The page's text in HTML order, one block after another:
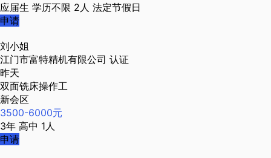
应届生 学历不限 2人 法定节假日
申请
刘小姐
江门市富特精机有限公司 认证
昨天
双面铣床操作工
新会区
3500-6000元
3年 高中 1人
申请